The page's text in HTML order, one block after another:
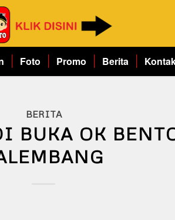
Foto Promo Berita
BERITA
BUKA OK